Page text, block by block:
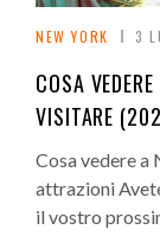
NEW YORK 3
COSA
VISITARE
Cosa vedere a
attrazioni
il vostro